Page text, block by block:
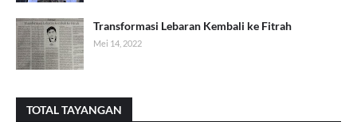
Transformasi Lebaran Kembali ke Fitrah
Mei 14, 2022
TOTAL TAYANGAN